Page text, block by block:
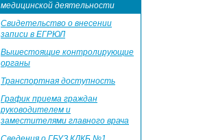
медицинской деятельности
Свидетельство о внесении
записи в ЕГРЮЛ
Вышестоящие контролирующие
органы
Транспортная доступность
График приема граждан
руководителем и
заместителями главного врача